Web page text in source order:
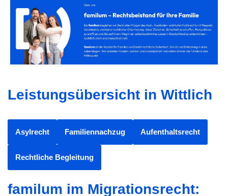
Leistungsübersicht in Wittlich
Asylrecht Familiennachzug Aufenthaltsrecht
Rechtliche Begleitung
familum im Migrationsrecht: